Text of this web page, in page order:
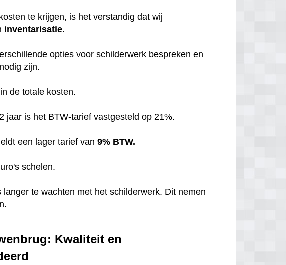
te krijgen, is het verstandig dat wij
inventarisatie.
opties voor schilderwerk bespreken en
zijn.
de totale kosten.
jaar is het BTW-tarief vastgesteld op 21%.
een lager tarief van9% BTW.
schelen.
te wachten met het schilderwerk. Dit nemen
Kwaliteit en